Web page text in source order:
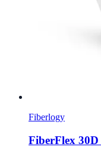
Fiberlogy
FiberFlex